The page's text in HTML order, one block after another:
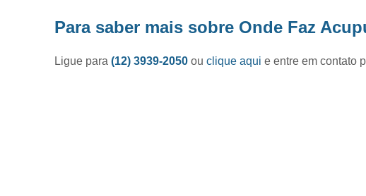
Para saber mais sobre Onde Faz
Ligue para(12) 3939-2050ouclique aqui e entre em contato